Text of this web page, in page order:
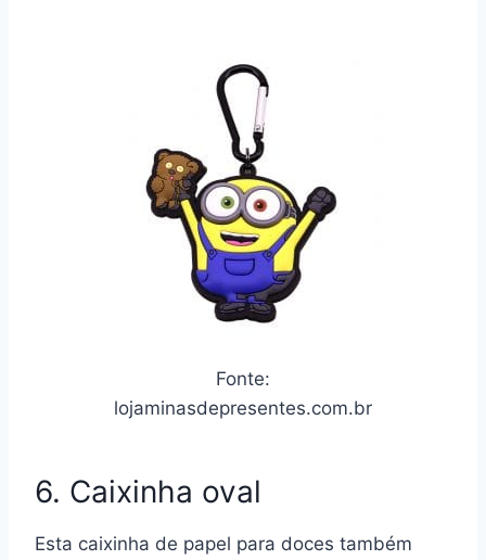
Fonte:
lojaminasdepresentes.com.br
6. Caixinha oval
Esta caixinha de papel para doces também